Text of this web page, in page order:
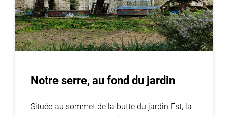
Notre serre, au fond du jardin
Située au sommet de la butte du jardin Est, la